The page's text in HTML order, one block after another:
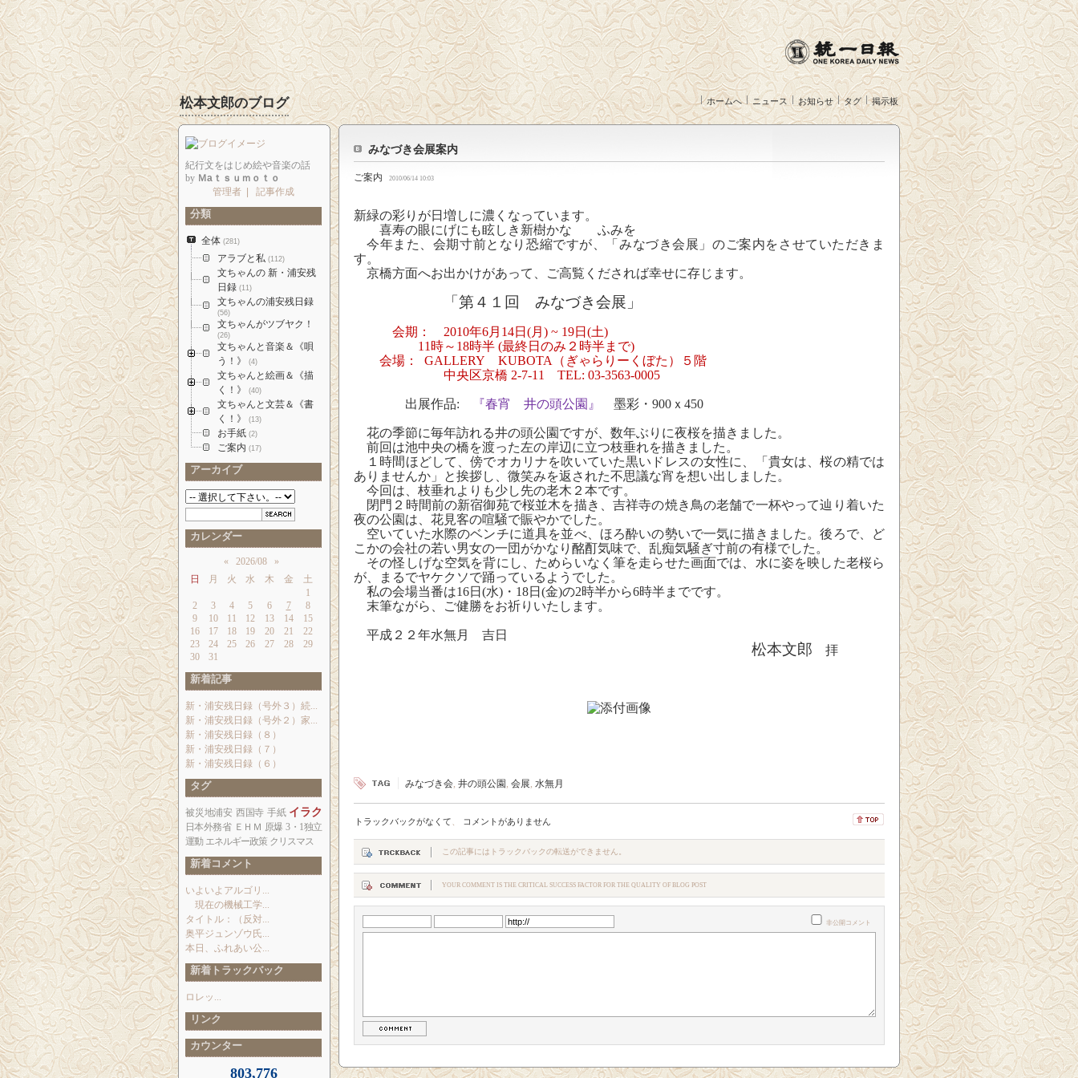
松本文郎のブログ ホームへ ニュース お知らせ タグ 掲示板
みなづき会展案内
ご案内 2010/06/14 10:03
新緑の彩りが日増しに濃くなっています。
喜寿の眼にげにも眩しき新樹かな ふみを
今年また、会期寸前となり恐縮ですが、「みなづき会展」のご案内をさせていただきま
す。
京橋方面へお出かけがあって、ご高覧くだされば幸せに存じます。
「第４１回 みなづき会展」
会期： 2010年6月 14日 (月 ) ~ 19日 (土)
11 時～ 18時半 (最終日のみ２時半まで)
会場：
GALLERY KUBOTA
（ぎゃらりーくぼた）５階
中央区京橋 2-7-11 TEL: 03-3563-0005
出展作品: 『春宵 井の頭公園』 墨彩・ 900 ｘ 450
花の季節に毎年訪れる井の頭公園ですが、数年ぶりに夜桜を描きました。
前回は池中央の橋を渡った左の岸辺に立つ枝垂れを描きました。
１時間ほどして、傍でオカリナを吹いていた黒いドレスの女性に、「貴女は、桜の精では
ありませんか」と挨拶し、微笑みを返された不思議な宵を想い出しました。
今回は、枝垂れよりも少し先の老木２本です。
閉門２時間前の新宿御苑で桜並木を描き、吉祥寺の焼き鳥の老舗で一杯やって辿り着いた
夜の公園は、花見客の喧騒で賑やかでした。
空いていた水際のベンチに道具を並べ、ほろ酔いの勢いで一気に描きました。後ろで、ど
こかの会社の若い男女の一団がかなり酩酊気味で、乱痴気騒ぎ寸前の有様でした。
その怪しげな空気を背にし、ためらいなく筆を走らせた画面では、水に姿を映した老桜ら
が、まるでヤケクソで踊っているようでした。
私の会場当番は16日 (水) ・ 18日 (金)の2時半から6時半までです。
末筆ながら、ご健勝をお祈りいたします。
平成２２年水無月 吉日
松本文郎 拝
みなづき会, 井の頭公園 , 会展, 水無月
トラックバックがなくて コメントがありません
この記事にはトラックバックの転送ができません。
YOUR COMMENT IS THE CRITICAL SUCCESS FACTOR FOR THE QUALITY OF BLOG POST
非公開コメント
紀行文をはじめ絵や音楽の話
by Ｍaｔｓｕｍｏｔｏ
管理者
記事作成
分類
全体 (281)
アラブと私 (112)
文ちゃんの 新・浦安残
日録 (11)
文ちゃんの浦安残日録
(56)
文ちゃんがツブヤク！
(26)
文ちゃんと音楽＆《唄
う！》
(4)
文ちゃんと絵画＆《描
く！》
(40)
文ちゃんと文芸＆《書
く！》
(13)
お手紙 (2)
ご案内 (17)
アーカイブ
カレンダー
« 2026/08
»
日
月 火 水 木 金
土
1
2
3 4 5 6 7
8
9
10 11 12 13 14
15
16
17 18 19 20 21
22
23
24 25 26 27 28
29
30
31
新着記事
新・浦安残日録（号外３）続...
新・浦安残日録（号外２）家...
新・浦安残日録（８）
新・浦安残日録（７）
新・浦安残日録（６）
タグ
被災地浦安 西国寺 手紙 イラク
日本外務省 ＥＨＭ 原爆 3・1独立
運動 エネルギー政策 クリスマス
新着コメント
いよいよアルゴリ...
現在の機械工学...
タイトル：（反対...
奥平ジュンゾウ氏...
本日、ふれあい公...
新着トラックバック
ロレッ...
リンク
カウンター
803,776